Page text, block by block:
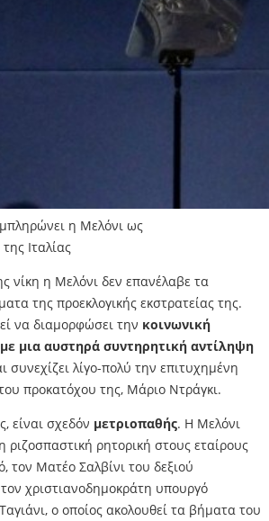
η Μελόνι ως
Ιταλίας
νίκη η Μελόνι δεν επανέλαβε τα
της προεκλογικής εκστρατείας της.
να διαμορφώσει την κοινωνική
μια αυστηρά συντηρητική αντίληψη
συνεχίζει λίγο-πολύ την επιτυχημένη
προκατόχου της, Μάριο Ντράγκι.
είναι σχεδόν μετριοπαθής. Η Μελόνι
ριζοσπαστική ρητορική στους εταίρους
τον Ματέο Σαλβίνι του δεξιού
τον χριστιανοδημοκράτη υπουργό
ο οποίος ακολουθεί τα βήματα του